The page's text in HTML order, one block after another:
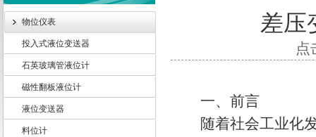
上海轩顼电气设备有限公司
物位仪表
投入式液位变送器
石英玻璃管液位计
磁性翻板液位计
液位变送器
料位计
差压
点
一、前言
随着社会工业化